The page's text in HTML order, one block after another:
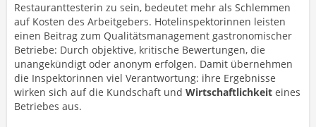
Restauranttesterin zu sein, bedeutet mehr als Schlemmen
auf Kosten des Arbeitgebers. Hotelinspektorinnen leisten
einen Beitrag zum Qualitätsmanagement gastronomischer
Betriebe: Durch objektive, kritische Bewertungen, die
unangekündigt oder anonym erfolgen. Damit übernehmen
die Inspektorinnen viel Verantwortung: ihre Ergebnisse
wirken sich auf die Kundschaft und Wirtschaftlichkeit eines
Betriebes aus.